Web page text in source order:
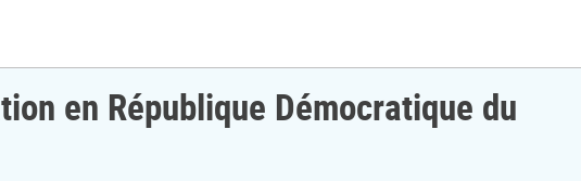
en République Démocratique du